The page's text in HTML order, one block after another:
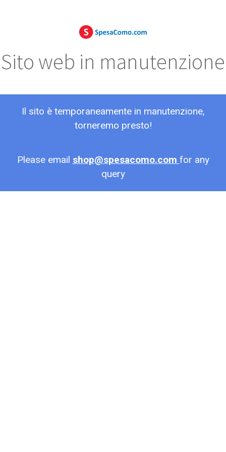
Sito web in manutenzione
Il sito è temporaneamente in manutenzione,
torneremo presto!
Please email shop@spesacomo.com for any
query